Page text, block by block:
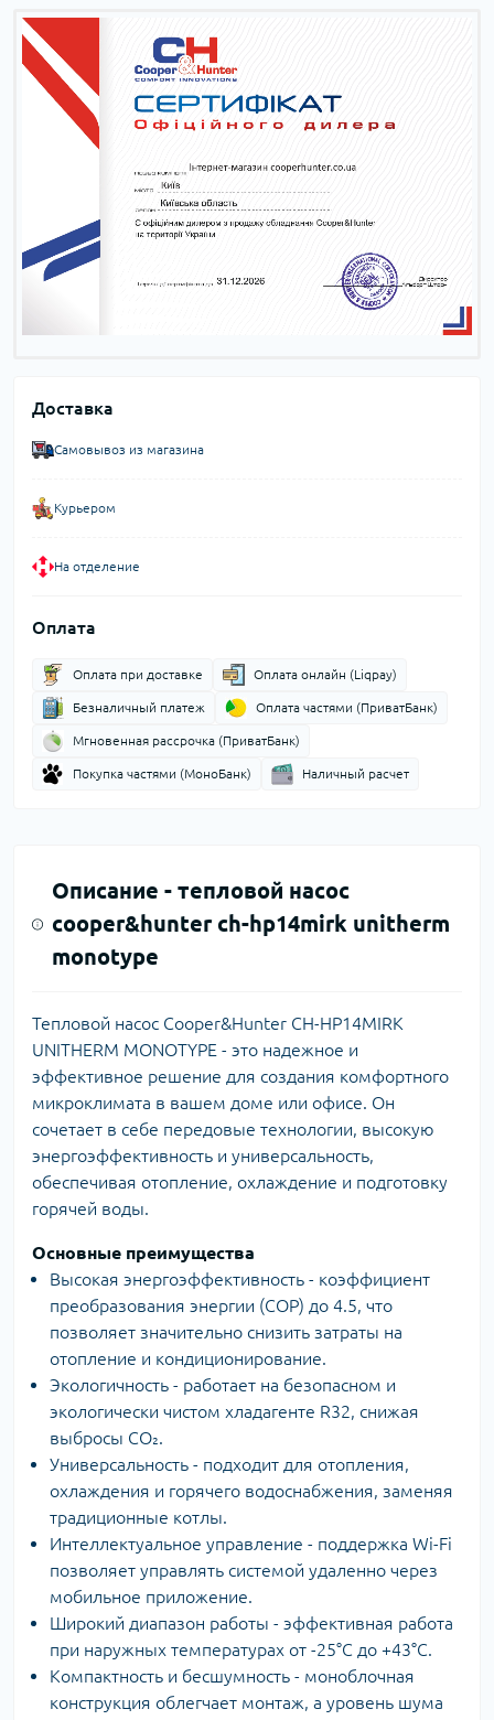
Доставка
Самовывоз из магазина
Курьером
На отделение
Оплата
Оплата при доставке Оплата онлайн (Liqpay)
Безналичный платеж Оплата частями (ПриватБанк)
Мгновенная рассрочка (ПриватБанк)
Покупка частями (МоноБанк) Наличный расчет
Описание -тепловой насос
cooper&hunter ch-hp14mirk unitherm
monotype
Тепловой насос Cooper&Hunter CH-HP14MIRK
UNITHERM MONOTYPE - это надежное и
эффективное решение для создания комфортного
микроклимата в вашем доме или офисе. Он
сочетает в себе передовые технологии, высокую
энергоэффективность и универсальность,
обеспечивая отопление, охлаждение и подготовку
горячей воды.
Основные преимущества
Высокая энергоэффективность - коэффициент
преобразования энергии (COP) до 4.5, что
позволяет значительно снизить затраты на
отопление и кондиционирование.
Экологичность - работает на безопасном и
экологически чистом хладагенте R32, снижая
выбросы CO₂.
Универсальность - подходит для отопления,
охлаждения и горячего водоснабжения, заменяя
традиционные котлы.
Интеллектуальное управление - поддержка Wi-Fi
позволяет управлять системой удаленно через
мобильное приложение.
Широкий диапазон работы - эффективная работа
при наружных температурах от -25°C до +43°C.
Компактность и бесшумность - моноблочная
конструкция облегчает монтаж, а уровень шума